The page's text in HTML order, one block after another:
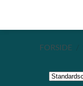
indhold
FORSIDE